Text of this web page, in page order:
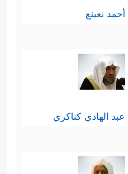
أحمد نعينع
عبد الهادي كناكري